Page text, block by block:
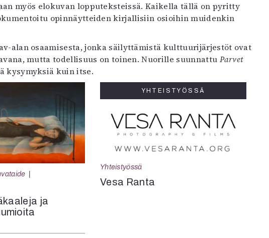
myös elokuvan lopputeksteissä. Kaikella tällä on pyritty
opinnäytteiden kirjallisiin osioihin muidenkin
alan osaamisesta, jonka säilyttämistä kulttuurijärjestöt ovat
mutta todellisuus on toinen. Nuorille suunnattu Parvet
kysymyksiä kuin itse.
ja
YHTEISTYÖSSÄ
Yhteistyössä
Vesa Ranta